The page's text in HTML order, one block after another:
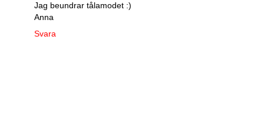
Jag beundrar tålamodet :)
Anna
Svara